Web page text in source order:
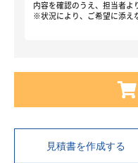
内容を確認のうえ、担当者よ
※状況により、ご希望に添え
見積書を作成する